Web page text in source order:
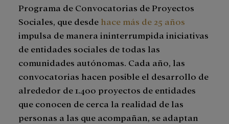
Programa de Convocatorias de Proyectos
Sociales, que desde hace más de 25 años
impulsa de manera ininterrumpida iniciativas
de entidades sociales de todas las
comunidades autónomas. Cada año, las
convocatorias hacen posible el desarrollo de
alrededor de 1.400 proyectos de entidades
que conocen de cerca la realidad de las
personas a las que acompañan, se adaptan